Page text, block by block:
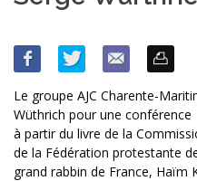
Le groupe AJC Charente-
Wüthrich pour une conférence
à partir du livre de la
de la Fédération protestante
grand rabbin de France, Haïm